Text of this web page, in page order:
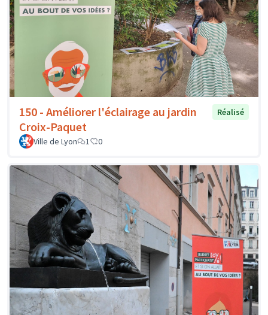
150 - Améliorer l'éclairage au jardin
Croix-Paquet
Réalisé
Ville de Lyon 1 0